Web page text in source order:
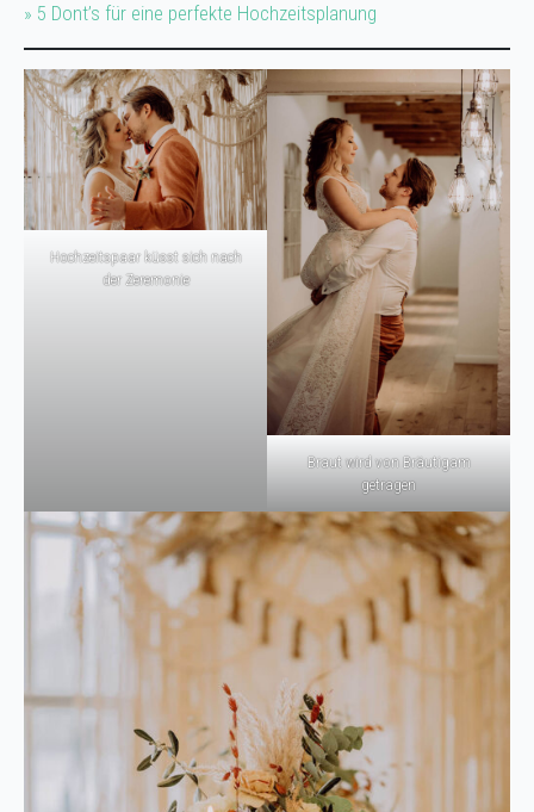
» 5 Dont’s für eine perfekte Hochzeitsplanung
Hochzeitspaar küsst sich nach
der Zeremonie
Braut wird von Bräutigam
getragen